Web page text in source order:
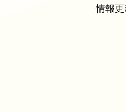
情報更